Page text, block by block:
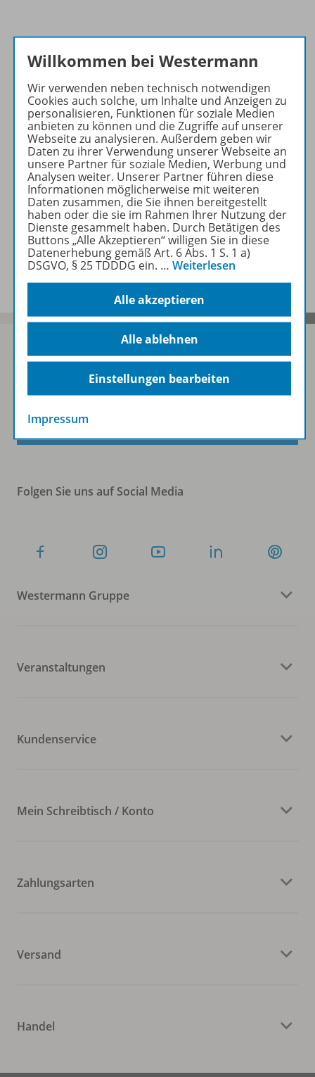
Beschreibung
Lizenzbedingungen
Zugehörige Produkte
Benachrichtigungs-Service
Sofort profitieren
Zum Newsletter anmelden
Folgen Sie uns auf Social Media
Westermann Gruppe
Veranstaltungen
Kundenservice
Mein Schreibtisch / Konto
Zahlungsarten
Versand
Handel
Willkommen bei Westermann
Wir verwenden neben technisch notwendigen
Cookies auch solche, um Inhalte und Anzeigen zu
personalisieren, Funktionen für soziale Medien
anbieten zu können und die Zugriffe auf unserer
Webseite zu analysieren. Außerdem geben wir
Daten zu ihrer Verwendung unserer Webseite an
unsere Partner für soziale Medien, Werbung und
Analysen weiter. Unserer Partner führen diese
Informationen möglicherweise mit weiteren
Daten zusammen, die Sie ihnen bereitgestellt
haben oder die sie im Rahmen Ihrer Nutzung der
Dienste gesammelt haben. Durch Betätigen des
Buttons „Alle Akzeptieren“ willigen Sie in diese
Datenerhebung gemäß Art. 6 Abs. 1 S. 1 a)
DSGVO, § 25 TDDDG ein. … Weiterlesen
Alle akzeptieren
Alle ablehnen
Einstellungen bearbeiten
Impressum